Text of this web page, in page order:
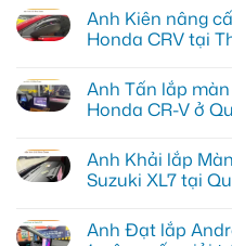
Anh Kiên nâng
Honda CRV tại
bình
luận
ở
nâng
cấp
Màn
Green
Anh Tấn lắp
Honda CR-V ở
bình
luận
ở
lắp
Anh Khải lắp
Suzuki XL7 tại
bình
Anh Đạt lắp